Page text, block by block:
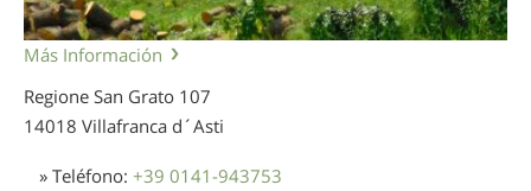
Más Información
Regione San Grato 107
14018 Villafranca d´Asti
» Teléfono: +39 0141-943753